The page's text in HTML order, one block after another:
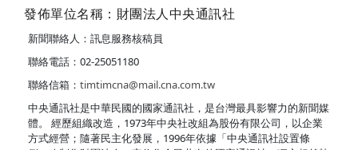
發佈單位名稱：財團法人中央通訊社
新聞聯絡人：訊息服務核稿員
聯絡電話：02-25051180
聯絡信箱： timtimcna@mail.cna.com.tw
中央通訊社是中華民國的國家通訊社，是台灣最具影響力的新聞媒
體。 經歷組織改造，1973年中央社改組為股份有限公司，以企業
方式經營；隨著民主化發展，1996年依據「中央通訊社設置條